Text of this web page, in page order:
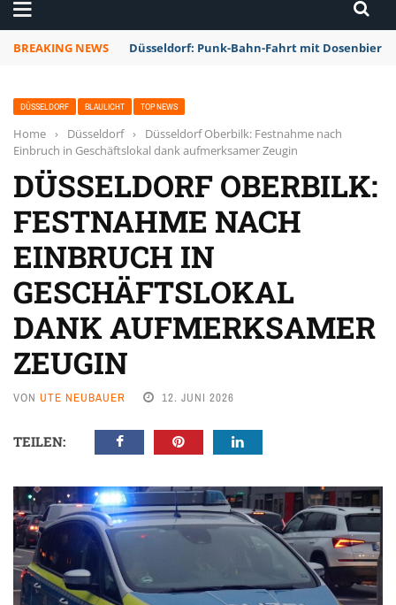
BREAKING NEWS Düsseldorf: Punk-Bahn-Fahrt mit Dosenbier
DÜSSELDORF BLAULICHT TOP NEWS
Home › Düsseldorf ›
Düsseldorf Oberbilk: Festnahme nach
Einbruch in Geschäftslokal dank aufmerksamer Zeugin
DÜSSELDORF OBERBILK:
FESTNAHME NACH
EINBRUCH IN
GESCHÄFTSLOKAL
DANK AUFMERKSAMER
ZEUGIN
VON UTE NEUBAUER 12. JUNI 2026
TEILEN: